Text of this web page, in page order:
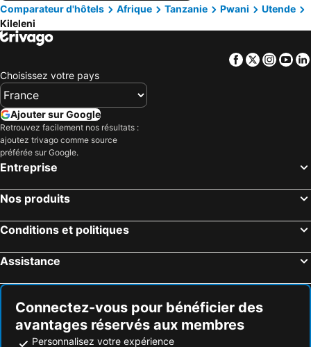
Comparateur d'hôtels
Afrique Tanzanie Pwani
Utende
Kileleni
Facebook
Twitter
Choisissez votre pays
Ajouter sur Google
Retrouvez facilement nos résultats :
ajoutez trivago comme source
préférée sur Google.
Entreprise
Nos produits
Conditions et politiques
Assistance
Connectez-vous pour bénéficier des
avantages réservés aux membres
Personnalisez votre expérience